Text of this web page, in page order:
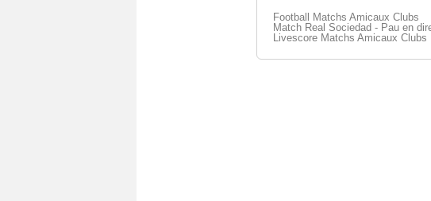
Football Matchs Amicaux Clubs
Match Real Sociedad - Pau en
Livescore Matchs Amicaux Clubs